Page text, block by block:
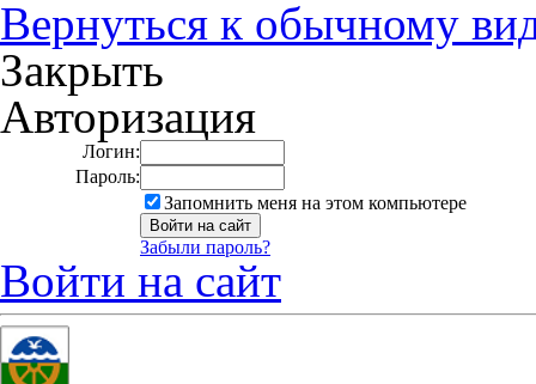
Вернуться к обычному
Закрыть
Авторизация
Логин:
Пароль:
Запомнить меня на этом компьютере
Забыли пароль?
Войти на сайт